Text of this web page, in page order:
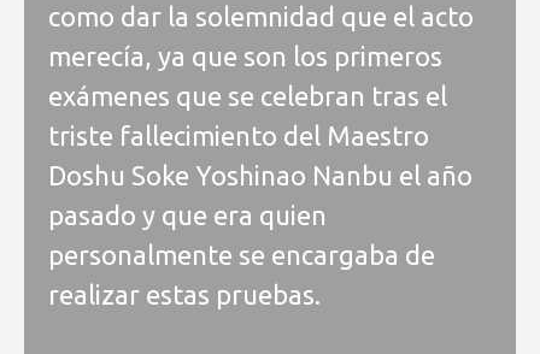
como dar la solemnidad que el acto
merecía, ya que son los primeros
exámenes que se celebran tras el
triste fallecimiento del Maestro
Doshu Soke Yoshinao Nanbu el año
pasado y que era quien
personalmente se encargaba de
realizar estas pruebas.